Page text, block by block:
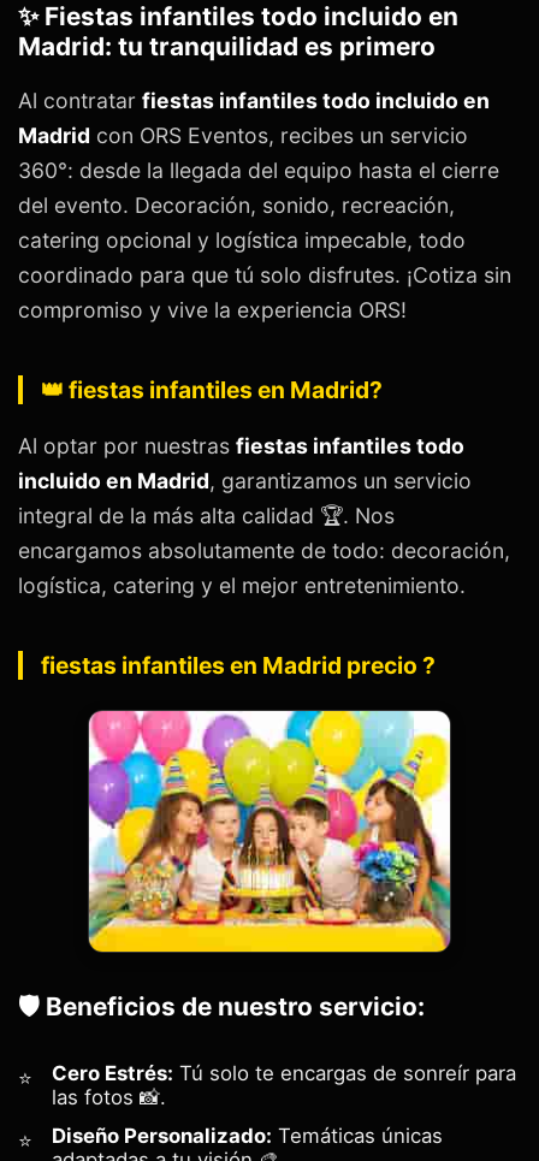
✨ Fiestas infantiles todo incluido en
Madrid: tu tranquilidad es primero
Al contratar fiestas infantiles todo incluido en
Madrid con ORS Eventos, recibes un servicio
360°: desde la llegada del equipo hasta el cierre
del evento. Decoración, sonido, recreación,
catering opcional y logística impecable, todo
coordinado para que tú solo disfrutes. ¡Cotiza sin
compromiso y vive la experiencia ORS!
👑 fiestas infantiles en Madrid?
Al optar por nuestras fiestas infantiles todo
incluido en Madrid, garantizamos un servicio
integral de la más alta calidad 🏆. Nos
encargamos absolutamente de todo: decoración,
logística, catering y el mejor entretenimiento.
fiestas infantiles en Madrid precio ?
🛡️ Beneficios de nuestro servicio:
Cero Estrés: Tú solo te encargas de sonreír para
las fotos 📸.
Diseño Personalizado: Temáticas únicas